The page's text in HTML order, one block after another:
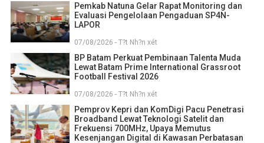
Pemkab Natuna Gelar Rapat Monitoring dan
Evaluasi Pengelolaan Pengaduan SP4N-
LAPOR
07/08/2026 - T?t Nh?n xét
BP Batam Perkuat Pembinaan Talenta Muda
Lewat Batam Prime International Grassroot
Football Festival 2026
07/08/2026 - T?t Nh?n xét
Pemprov Kepri dan KomDigi Pacu Penetrasi
Broadband Lewat Teknologi Satelit dan
Frekuensi 700MHz, Upaya Memutus
Kesenjangan Digital di Kawasan Perbatasan